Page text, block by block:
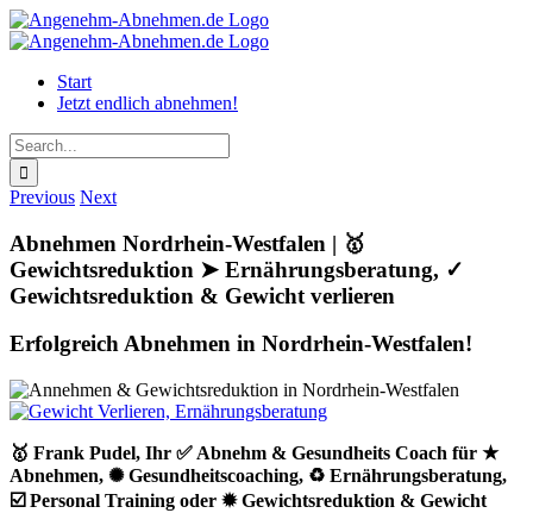
Skip
to
Start
Jetzt endlich abnehmen!
Search
for:
Previous Next
Abnehmen Nordrhein-Westfalen | 🥇
Gewichtsreduktion ➤ Ernährungsberatung, ✓
Gewichtsreduktion & Gewicht verlieren
Erfolgreich Abnehmen in Nordrhein-Westfalen!
🥇 Frank Pudel, Ihr ✅ Abnehm & Gesundheits Coach für ★
Abnehmen, ✺ Gesundheitscoaching, ♻ Ernährungsberatung,
☑️ Personal Training oder ✹ Gewichtsreduktion & Gewicht